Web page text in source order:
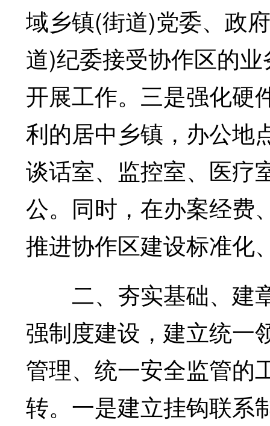
域乡镇(街道)党委、政
道)纪委接受协作区的
开展工作。三是强化硬
利的居中乡镇，办公地
谈话室、监控室、医疗
公。同时，在办案经费
推进协作区建设标准化
二、夯实基础、建
强制度建设，建立统一
管理、统一安全监管的
转。一是建立挂钩联系